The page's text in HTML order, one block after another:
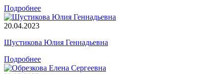
Подробнее
20.04.2023
Шустикова Юлия Геннадьевна
Подробнее